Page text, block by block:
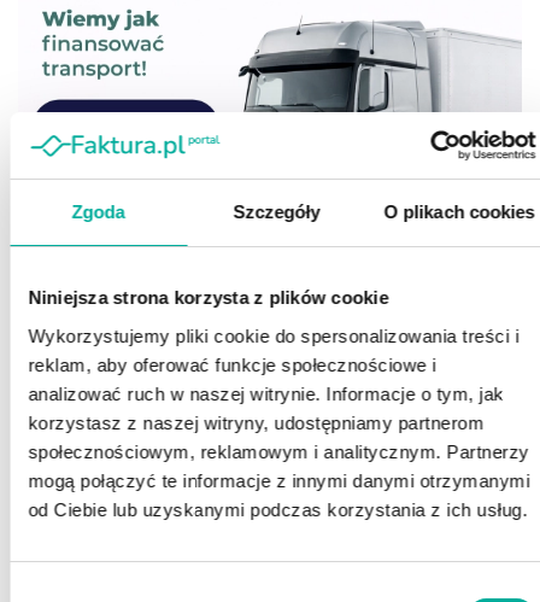
Zgoda Szczegóły O plikach cookies
Niniejsza strona korzysta z plików cookie
Wykorzystujemy pliki cookie do spersonalizowania treści i
reklam, aby oferować funkcje społecznościowe i
analizować ruch w naszej witrynie. Informacje o tym, jak
korzystasz z naszej witryny, udostępniamy partnerom
społecznościowym, reklamowym i analitycznym. Partnerzy
mogą połączyć te informacje z innymi danymi otrzymanymi
od Ciebie lub uzyskanymi podczas korzystania z ich usług.